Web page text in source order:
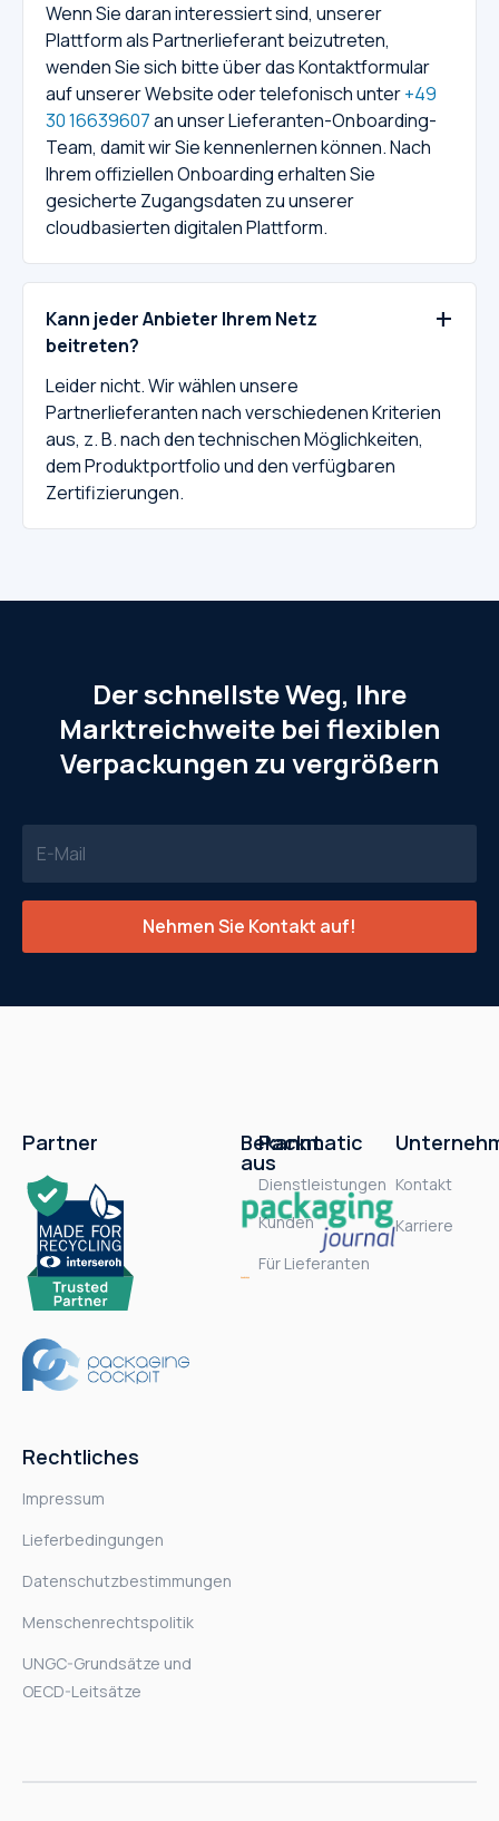
Wenn Sie daran interessiert sind, unserer
Plattform als Partnerlieferant beizutreten,
wenden Sie sich bitte über das Kontaktformular
auf unserer Website oder telefonisch unter+49
30 16639607an unser Lieferanten-Onboarding-
Team, damit wir Sie kennenlernen können. Nach
Ihrem offiziellen Onboarding erhalten Sie
gesicherte Zugangsdaten zu unserer
cloudbasierten digitalen Plattform.
Kann jeder Anbieter Ihrem Netz
beitreten?
+
Leider nicht. Wir wählen unsere
Partnerlieferanten nach verschiedenen Kriterien
aus, z. B. nach den technischen Möglichkeiten,
dem Produktportfolio und den verfügbaren
Zertifizierungen.
Der schnellste Weg, Ihre
Marktreichweite bei flexiblen
Verpackungen zu vergrößern
Partner Bekannt
aus
Packmatic
Dienstleistungen
Kunden
Für Lieferanten
Kontakt
Karriere
Rechtliches
Impressum
Lieferbedingungen
Datenschutzbestimmungen
Menschenrechtspolitik
UNGC-Grundsätze und
OECD-Leitsätze